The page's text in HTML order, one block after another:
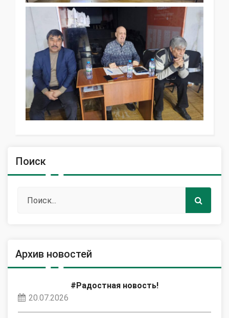
Поиск
Архив новостей
#Радостная новость!
20.07.2026